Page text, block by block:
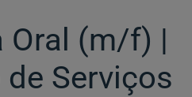
Oral (m/f) |
Serviços